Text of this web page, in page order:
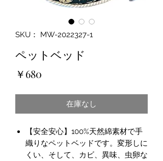
SKU： MW-2022327-1
ペットベッド
￥680
在庫なし
【安全安心】100%天然綿素材で手
織りなペットベッドです。変形しに
くい、そして、カビ、異味、虫卵な